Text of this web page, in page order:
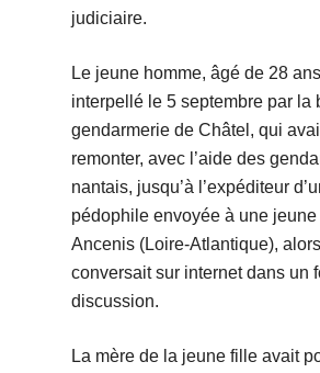
judiciaire.
Le jeune homme, âgé de 28
interpellé le 5 septembre par la
gendarmerie de Châtel, qui
remonter, avec l’aide des
nantais, jusqu’à l’expéditeur
pédophile envoyée à une
Ancenis (Loire-Atlantique),
conversait sur internet dans un
discussion.
La mère de la jeune fille avait